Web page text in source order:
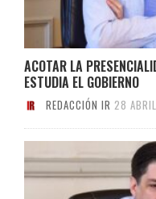
ACOTAR LA
ESTUDIA EL GOBIERNO
REDACCIÓN IR 28